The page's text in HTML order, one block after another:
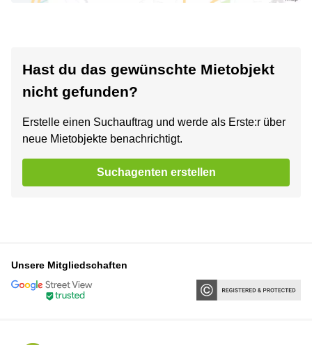
Hast du das gewünschte Mietobjekt
nicht gefunden?
Erstelle einen Suchauftrag und werde als Erste:r über
neue Mietobjekte benachrichtigt.
Suchagenten erstellen
Unsere Mitgliedschaften